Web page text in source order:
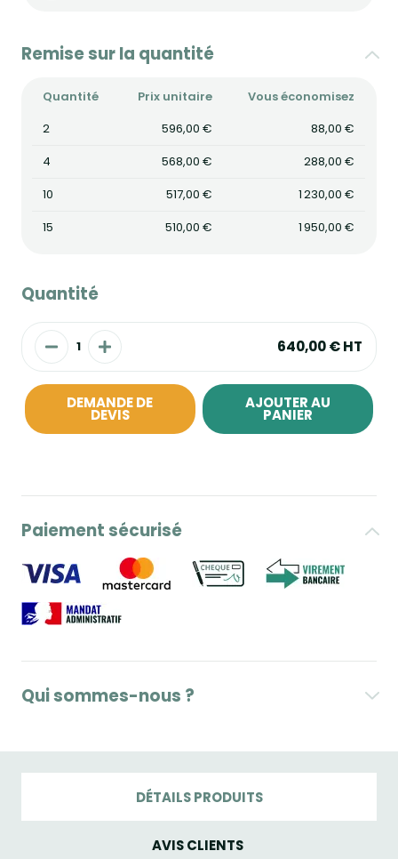
Remise sur la quantité
Quantité Prix unitaire
Vous économisez
2
596,00 €
88,00 €
4
568,00 €
288,00 €
10
517,00 €
1 230,00 €
15
510,00 € 1 950,00 €
Quantité
640,00 €HT
DEMANDE DE
DEVIS
AJOUTER AU
PANIER
Paiement sécurisé
Qui sommes-nous ?
DÉTAILS PRODUITS
AVIS CLIENTS